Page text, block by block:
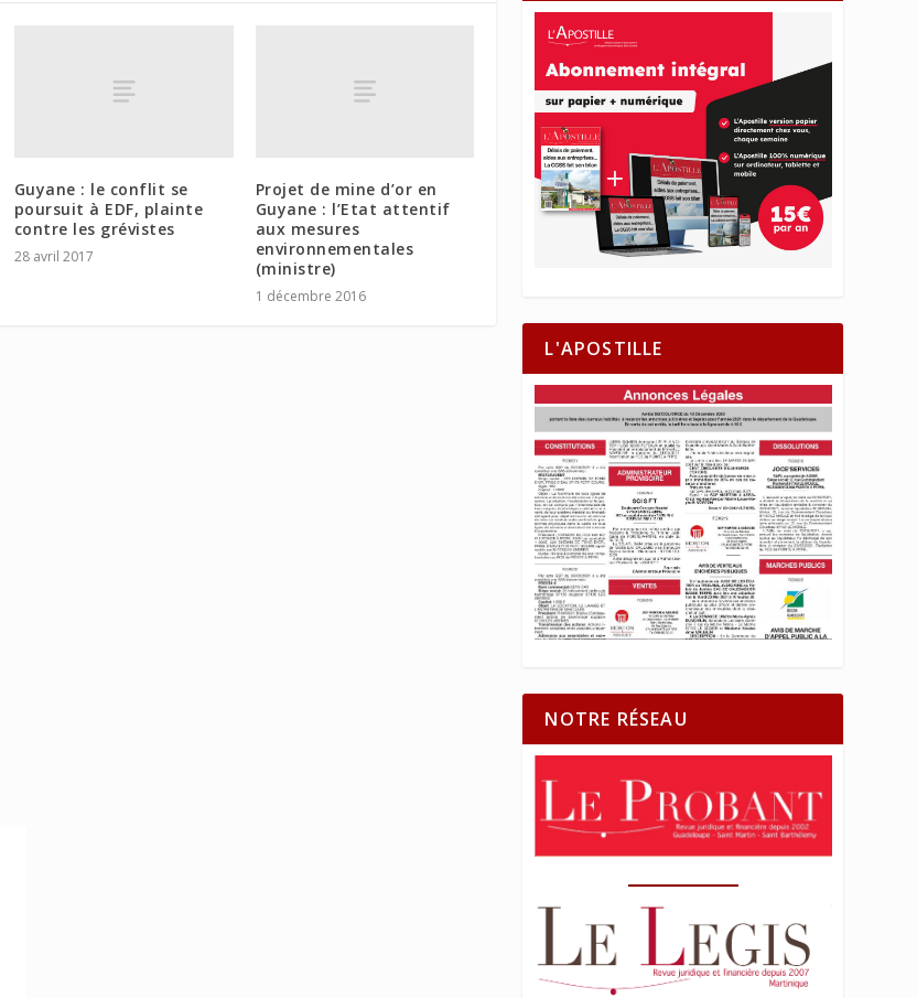
Guyane : le conflit se
poursuit à EDF, plainte
contre les grévistes
28 avril 2017
Projet de mine d’or en
Guyane : l’Etat attentif
aux mesures
environnementales
(ministre)
1 décembre 2016
L'APOSTILLE
NOTRE RÉSEAU